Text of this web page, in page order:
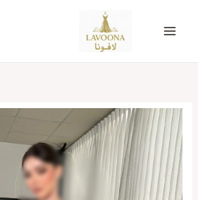
المحتوى
كمية
احلى
فساتين
سهرة
لون
أحمر